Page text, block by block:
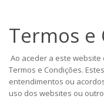
Termos e
Ao aceder a este
Termos e Condições.
entendimentos ou
uso dos websites ou